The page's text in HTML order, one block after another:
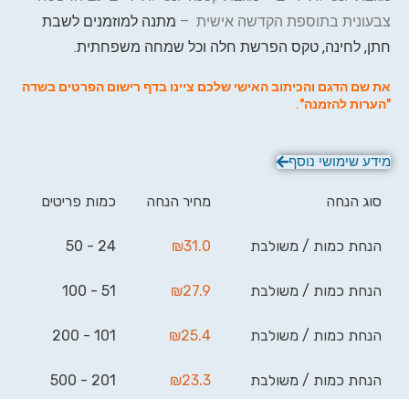
צבעונית בתוספת הקדשה אישית – מתנה למוזמנים לשבת
חתן, לחינה, טקס הפרשת חלה וכל שמחה משפחתית.
את שם הדגם והכיתוב האישי שלכם ציינו בדף רישום הפרטים בשדה
"הערות להזמנה".
מידע שימושי נוסף
סוג הנחה מחיר הנחה כמות פריטים
הנחת כמות / משולבת ₪31.0
24 - 50
הנחת כמות / משולבת ₪27.9
51 - 100
הנחת כמות / משולבת ₪25.4
101 - 200
הנחת כמות / משולבת ₪23.3
201 - 500